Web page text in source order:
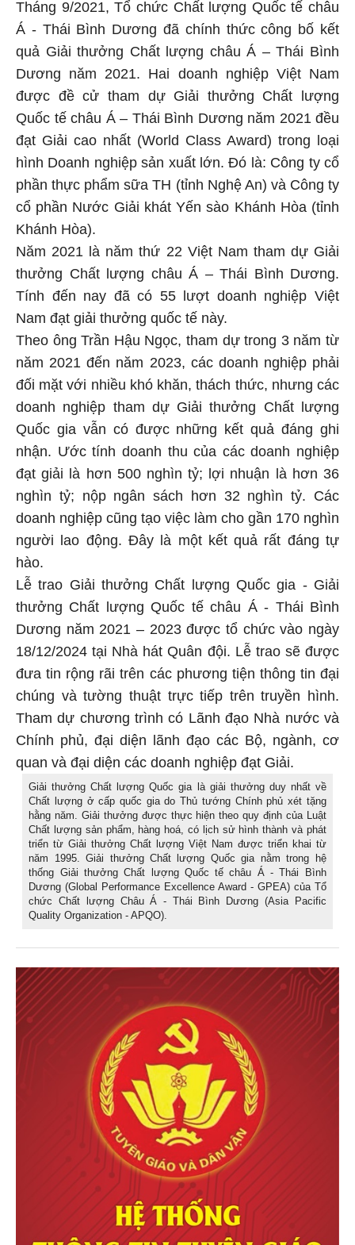
Tháng 9/2021, Tổ chức Chất lượng Quốc tế châu
Á - Thái Bình Dương đã chính thức công bố kết
quả Giải thưởng Chất lượng châu Á – Thái Bình
Dương năm 2021. Hai doanh nghiệp Việt Nam
được đề cử tham dự Giải thưởng Chất lượng
Quốc tế châu Á – Thái Bình Dương năm 2021 đều
đạt Giải cao nhất (World Class Award) trong loại
hình Doanh nghiệp sản xuất lớn. Đó là: Công ty cổ
phần thực phẩm sữa TH (tỉnh Nghệ An) và Công ty
cổ phần Nước Giải khát Yến sào Khánh Hòa (tỉnh
Khánh Hòa).
Năm 2021 là năm thứ 22 Việt Nam tham dự Giải
thưởng Chất lượng châu Á – Thái Bình Dương.
Tính đến nay đã có 55 lượt doanh nghiệp Việt
Nam đạt giải thưởng quốc tế này.
Theo ông Trần Hậu Ngọc, tham dự trong 3 năm từ
năm 2021 đến năm 2023, các doanh nghiệp phải
đối mặt với nhiều khó khăn, thách thức, nhưng các
doanh nghiệp tham dự Giải thưởng Chất lượng
Quốc gia vẫn có được những kết quả đáng ghi
nhận. Ước tính doanh thu của các doanh nghiệp
đạt giải là hơn 500 nghìn tỷ; lợi nhuận là hơn 36
nghìn tỷ; nộp ngân sách hơn 32 nghìn tỷ. Các
doanh nghiệp cũng tạo việc làm cho gần 170 nghìn
người lao động. Đây là một kết quả rất đáng tự
hào.
Lễ trao Giải thưởng Chất lượng Quốc gia - Giải
thưởng Chất lượng Quốc tế châu Á - Thái Bình
Dương năm 2021 – 2023 được tổ chức vào ngày
18/12/2024 tại Nhà hát Quân đội. Lễ trao sẽ được
đưa tin rộng rãi trên các phương tiện thông tin đại
chúng và tường thuật trực tiếp trên truyền hình.
Tham dự chương trình có Lãnh đạo Nhà nước và
Chính phủ, đại diện lãnh đạo các Bộ, ngành, cơ
quan và đại diện các doanh nghiệp đạt Giải.
Giải thưởng Chất lượng Quốc gia là giải thưởng duy nhất về
Chất lượng ở cấp quốc gia do Thủ tướng Chính phủ xét tặng
hằng năm. Giải thưởng được thực hiện theo quy định của Luật
Chất lượng sản phẩm, hàng hoá, có lịch sử hình thành và phát
triển từ Giải thưởng Chất lượng Việt Nam được triển khai từ
năm 1995. Giải thưởng Chất lượng Quốc gia nằm trong hệ
thống Giải thưởng Chất lượng Quốc tế châu Á - Thái Bình
Dương (Global Performance Excellence Award - GPEA) của Tổ
chức Chất lượng Châu Á - Thái Bình Dương (Asia Pacific
Quality Organization - APQO).